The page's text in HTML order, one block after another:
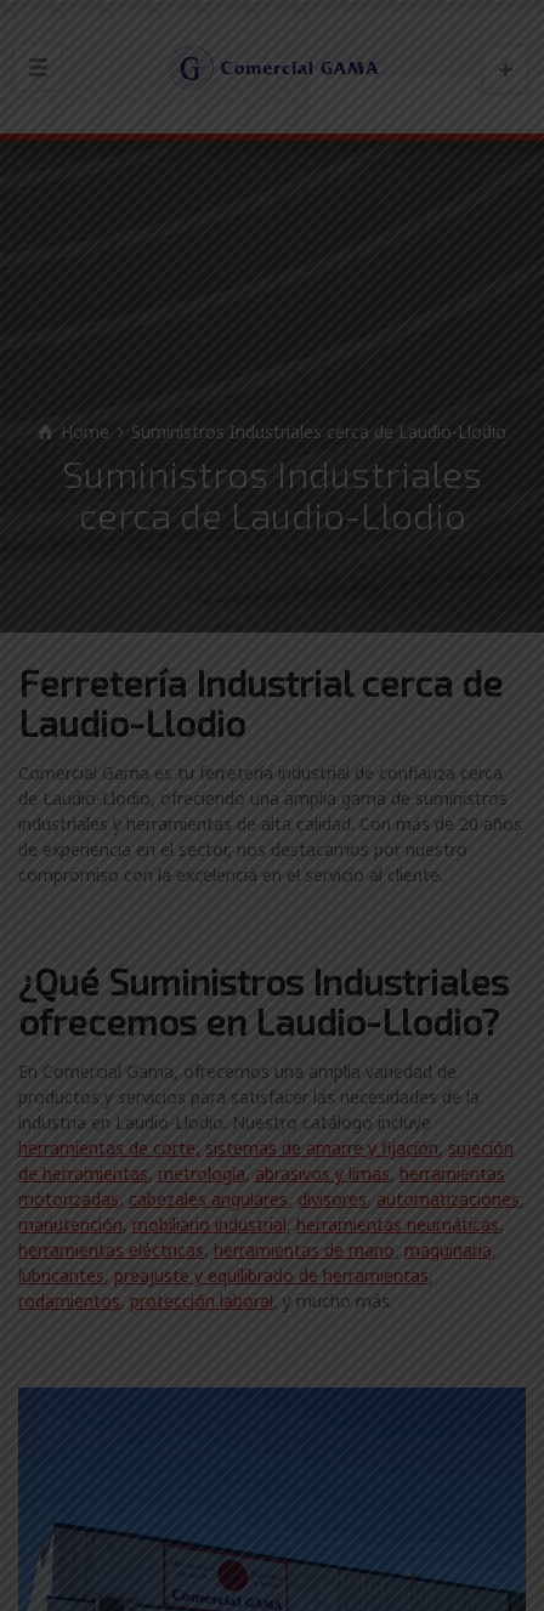
Home Suministros Industriales cerca de Laudio-Llodio
Suministros Industriales
cerca de Laudio-Llodio
Ferretería Industrial cerca de
Laudio-Llodio
Comercial Gama es tu ferretería industrial de confianza cerca
de Laudio-Llodio, ofreciendo una amplia gama de suministros
industriales y herramientas de alta calidad. Con más de 20 años
de experiencia en el sector, nos destacamos por nuestro
compromiso con la excelencia en el servicio al cliente.
¿Qué Suministros Industriales
ofrecemos en Laudio-Llodio?
En Comercial Gama, ofrecemos una amplia variedad de
productos y servicios para satisfacer las necesidades de la
industria en Laudio-Llodio. Nuestro catálogo incluye
herramientas de corte, sistemas de amarre y fijación, sujeción
de herramientas, metrología, abrasivos y limas, herramientas
motorizadas, cabezales angulares, divisores, automatizaciones,
manutención, mobiliario industrial, herramientas neumáticas,
herramientas eléctricas, herramientas de mano, maquinaria,
lubricantes, preajuste y equilibrado de herramientas,
rodamientos, protección laboral, y mucho más.